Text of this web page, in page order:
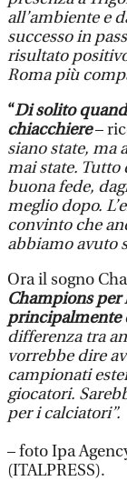
all’ambiente e
successo in
risultato
Roma più
“Di solito
chiacchiere–
siano state, ma
mai state. Tutto
buona fede,
meglio dopo.
convinto che
abbiamo avuto
Ora il sogno
Champions per
principalmente
differenza tra
vorrebbe dire
campionati
giocatori.
per i calciatori”.
– foto Ipa
(ITALPRESS).